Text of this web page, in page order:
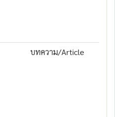
บทความ/Article